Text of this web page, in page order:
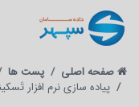
صفحه اصلی پست ها
پیاده سازی نرم افزار